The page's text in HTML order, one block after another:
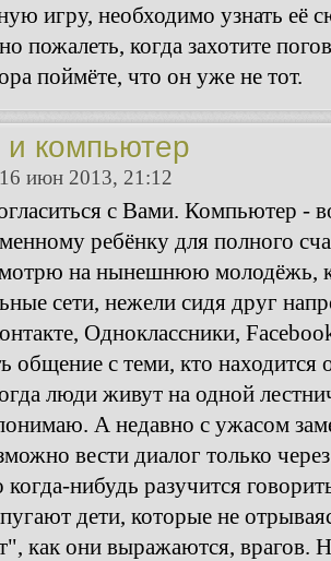
игру, необходимо узнать её
пожалеть, когда захотите
поймёте, что он уже не тот.
и компьютер
июн 2013, 21:12
с Вами. Компьютер -
ребёнку для полного
на нынешнюю молодёжь,
сети, нежели сидя друг
Одноклассники,
общение с теми, кто находится
люди живут на одной
А недавно с ужасом
вести диалог только
когда-нибудь разучится
дети, которые не
как они выражаются, врагов.